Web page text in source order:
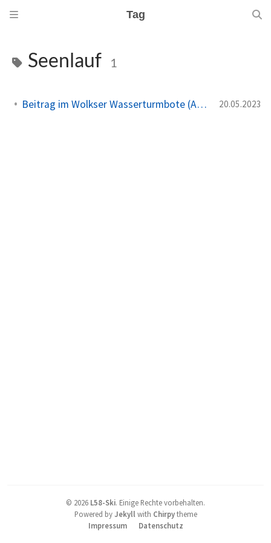
Tag
Seenlauf 1
Beitrag im Wolkser Wasserturmbote (Ausgabe 2023/06) 20.05.2023
© 2026 L58-Ski. Einige Rechte vorbehalten.
Powered byJekyll with Chirpytheme
Impressum
Datenschutz